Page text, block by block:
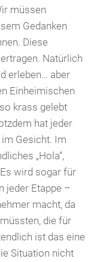
müssen
Gedanken
Diese
Natürlich
erleben… aber
Einheimischen
krass gelebt
hat jeder
Gesicht. Im
„Hola“,
Es wird sogar für
jeder Etappe –
macht, da
die für
ist das eine
Situation nicht